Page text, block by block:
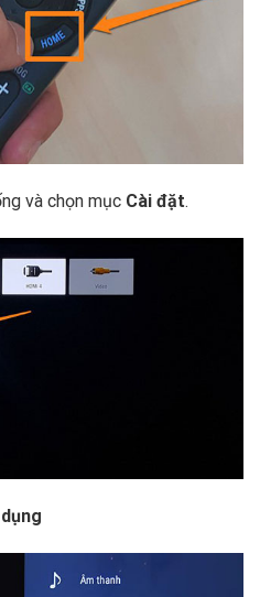
và chọn mục Cài đặt.